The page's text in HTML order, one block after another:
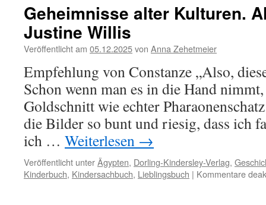
Nacht
von
Leisa
Stewart-
Geheimnisse alter Kulturen.
Justine Willis
Veröffentlicht am 05.12.2025von Anna Zehetmeier
Empfehlung von Constanze „Also,
Schon wenn man es in die Hand
Goldschnitt wie echter
die Bilder so bunt und riesig, dass ich
ich … Weiterlesen →
Veröffentlicht unterÄgypten, Dorling-Kindersley-Verlag,
Kinderbuch, Kindersachbuch, Lieblingsbuch | Kommentare